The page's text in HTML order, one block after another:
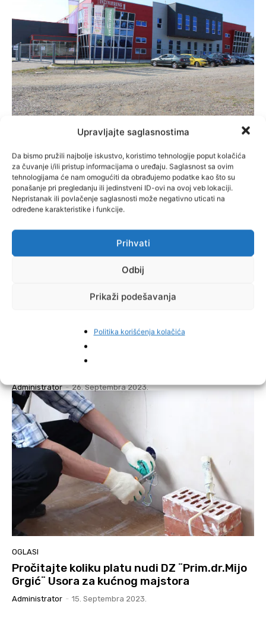
Upravljajte saglasnostima
Da bismo pružili najbolje iskustvo, koristimo tehnologije poput kolačića
za čuvanje i/ili pristup informacijama o uređaju. Saglasnost sa ovim
tehnologijama će nam omogućiti da obrađujemo podatke kao što su
ponašanje pri pregledanju ili jedinstveni ID-ovi na ovoj veb lokaciji.
Nepristanak ili povlačenje saglasnosti može negativno uticati na
određene karakteristike i funkcije.
Prihvati
Odbij
Prikaži podešavanja
Politika korišćenja kolačića
INŽINJERING 1 zapošljava armirače
Administrator - 3. Oktobra 2023.
Firma Subašić zapošljava radnika u
Administrator - 26. Septembra 2023.
OGLASI
Pročitajte koliku platu nudi DZ ¨Prim.dr.Mijo
Grgić¨ Usora za kućnog majstora
Administrator - 15. Septembra 2023.